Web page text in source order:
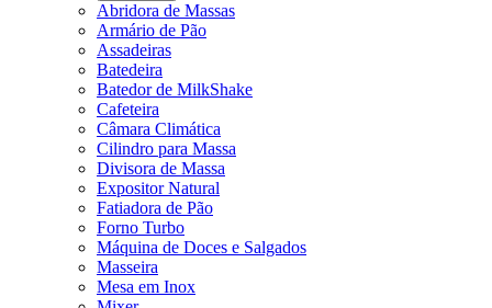
Abridora de Massas
Armário de Pão
Assadeiras
Batedeira
Batedor de MilkShake
Cafeteira
Câmara Climática
Cilindro para Massa
Divisora de Massa
Expositor Natural
Fatiadora de Pão
Forno Turbo
Máquina de Doces e Salgados
Masseira
Mesa em Inox